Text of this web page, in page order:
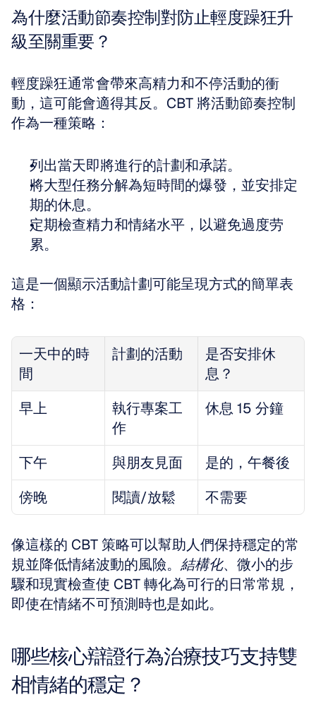
為什麼活動節奏控制對防止輕度躁狂升
級至關重要？
輕度躁狂通常會帶來高精力和不停活動的衝
動，這可能會適得其反。CBT 將活動節奏控制
作為一種策略：
列出當天即將進行的計劃和承諾。
將大型任務分解為短時間的爆發，並安排定
期的休息。
定期檢查精力和情緒水平，以避免過度劳
累。
這是一個顯示活動計劃可能呈現方式的簡單表
格：
一天中的時
間
計劃的活動
是否安排休
息？
早上
執行專案工
作
休息 15 分鐘
下午 與朋友見面
是的，午餐後
傍晚
閱讀/放鬆 不需要
像這樣的 CBT 策略可以幫助人們保持穩定的常
規並降低情緒波動的風險。 結構化、微小的步
驟和現實檢查使 CBT 轉化為可行的日常常規，
即使在情緒不可預測時也是如此。
哪些核心辯證行為治療技巧支持雙
相情緒的穩定？